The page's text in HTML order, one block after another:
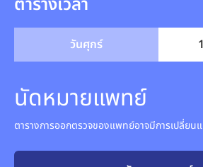
วันศุกร์
นัดหมายแพทย์
ตารางการออกตรวจของแพทย์อาจมีการเปลี่ยน